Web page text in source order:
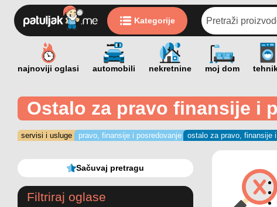
Kategorije
Ostalo za pravo finansije i
servisi i usluge pravo, finansije i posredovanje ostalo za pravo, finansije
Sačuvaj pretragu
Filtriraj oglase